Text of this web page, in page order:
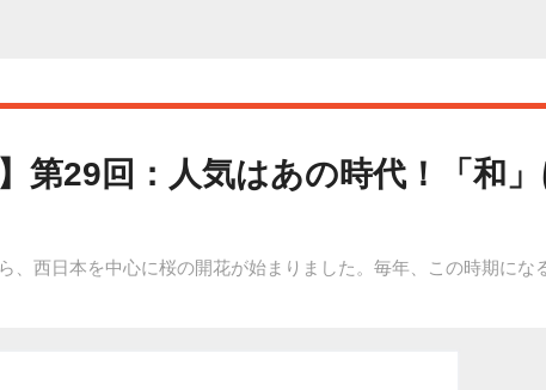
第29回：人気はあの時代！「和
、西日本を中心に桜の開花が始まりました。毎年、この時期に